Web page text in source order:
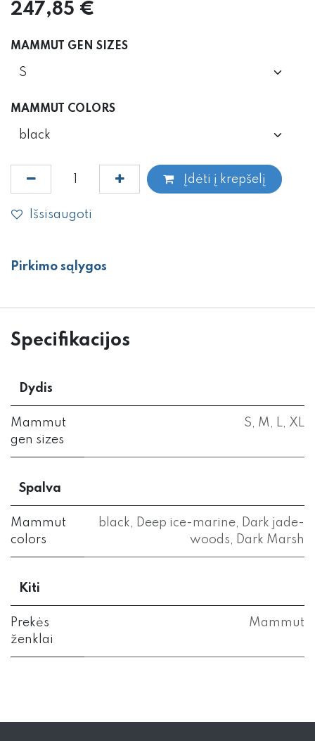
247,85 €
MAMMUT GEN SIZES
MAMMUT COLORS
Įdėti į krepšelį
Išsisaugoti
Pirkimo sąlygos
Specifikacijos
Dydis
Mammut
gen sizes
S, M , L, XL
Spalva
Mammut
colors
black, Deep ice-marine, Dark jade-
woods, Dark Marsh
Kiti
Prekės
ženklai
Mammut